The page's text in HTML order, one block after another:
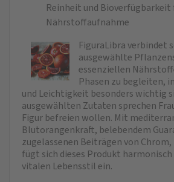
Reinheit und
Nährstoffaufnahme
FiguraLibra verbindet
ausgewählte
essenziellen
Phasen zu begleiten,
und Leichtigkeit besonders wichtig
ausgewählten Zutaten sprechen
Figur befreien wollen. Mit
Blutorangenkraft, belebendem
zugelassenen Beiträgen von Chrom,
fügt sich dieses Produkt
vitalen Lebensstil ein.